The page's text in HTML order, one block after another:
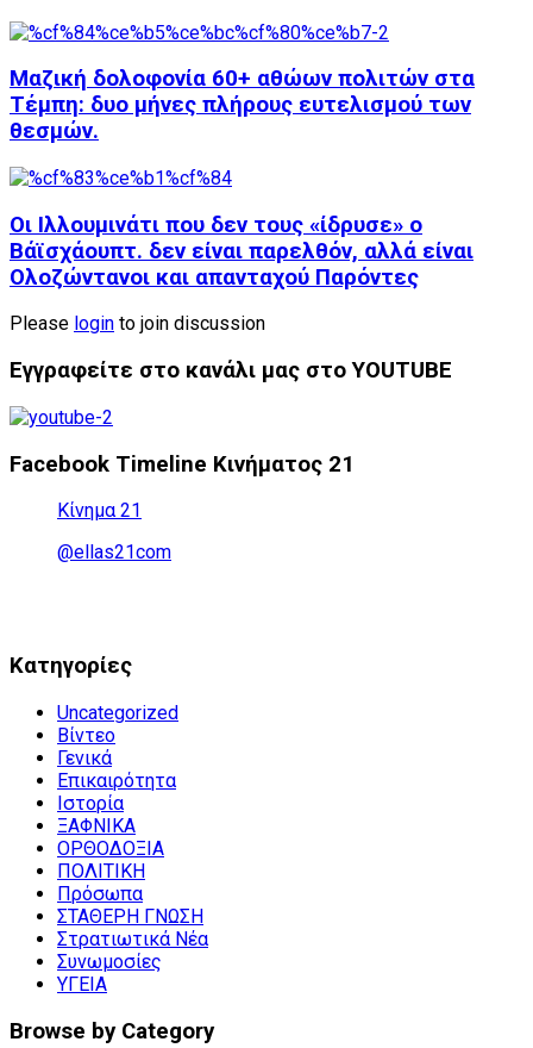
Μαζική δολοφονία 60+ αθώων πολιτών στα
Τέμπη: δυο μήνες πλήρους ευτελισμού των
θεσμών.
Οι Ιλλουμινάτι που δεν τους «ίδρυσε» ο
Βάϊσχάουπτ. δεν είναι παρελθόν, αλλά είναι
Ολοζώντανοι και απανταχού Παρόντες
Please login to join discussion
Εγγραφείτε στο κανάλι μας στο YOUTUBE
Facebook Timeline Κινήματος 21
Κίνημα 21
@ellas21com
Kατηγορίες
Uncategorized
Βίντεο
Γενικά
Επικαιρότητα
Ιστορία
ΞΑΦΝΙΚΑ
ΟΡΘΟΔΟΞΙΑ
ΠΟΛΙΤΙΚΗ
Πρόσωπα
ΣΤΑΘΕΡΗ ΓΝΩΣΗ
Στρατιωτικά Νέα
Συνωμοσίες
ΥΓΕΙΑ
Browse by Category